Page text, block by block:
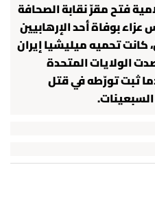
فتح مقرّ نقابة الصحافة
عزاء بوفاة أحد الإرهابيين
كانت تحميه ميليشيا إيران
الولايات المتحدة
ثبت تورّطه في قتل